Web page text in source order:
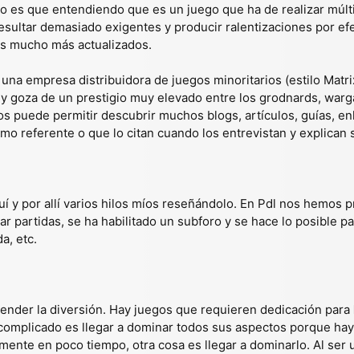
que entendiendo que es un juego que ha de realizar
demasiado exigentes y producir ralentizaciones por
mucho más actualizados.
empresa distribuidora de juegos minoritarios (estilo
goza de un prestigio muy elevado entre los grodnards,
puede permitir descubrir muchos blogs, artículos, guías,
referente o que lo citan cuando los entrevistan y explican
y por allí varios hilos míos reseñándolo. En Pdl nos hemos
partidas, se ha habilitado un subforo y se hace lo posible
etc.
la diversión. Hay juegos que requieren dedicación
es llegar a dominar todos sus aspectos porque
en poco tiempo, otra cosa es llegar a dominarlo. Al ser